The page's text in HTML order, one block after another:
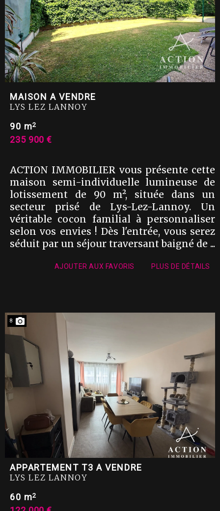
MAISON A VENDRE
LYS LEZ LANNOY
90 m2
235 900 €
ACTION IMMOBILIER vous présente cette
maison semi-individuelle lumineuse de
lotissement de 90 m², située dans un
secteur prisé de Lys-Lez-Lannoy. Un
véritable cocon familial à personnaliser
selon vos envies ! Dès l'entrée, vous serez
séduit par un séjour traversant baigné de ...
AJOUTER AUX FAVORIS PLUS DE DÉTAILS
8
APPARTEMENT T3 A VENDRE
LYS LEZ LANNOY
60 m2